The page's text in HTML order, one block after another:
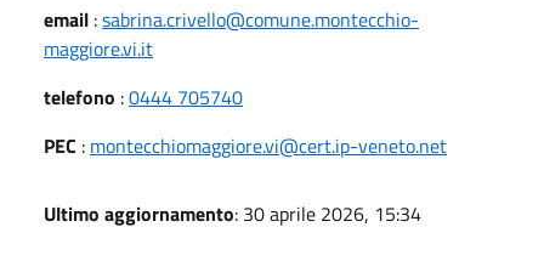
email :sabrina.crivello@comune.montecchio-
maggiore.vi.it
telefono :0444 705740
PEC : montecchiomaggiore.vi@cert.ip-veneto.net
Ultimo aggiornamento: 30 aprile 2026, 15:34